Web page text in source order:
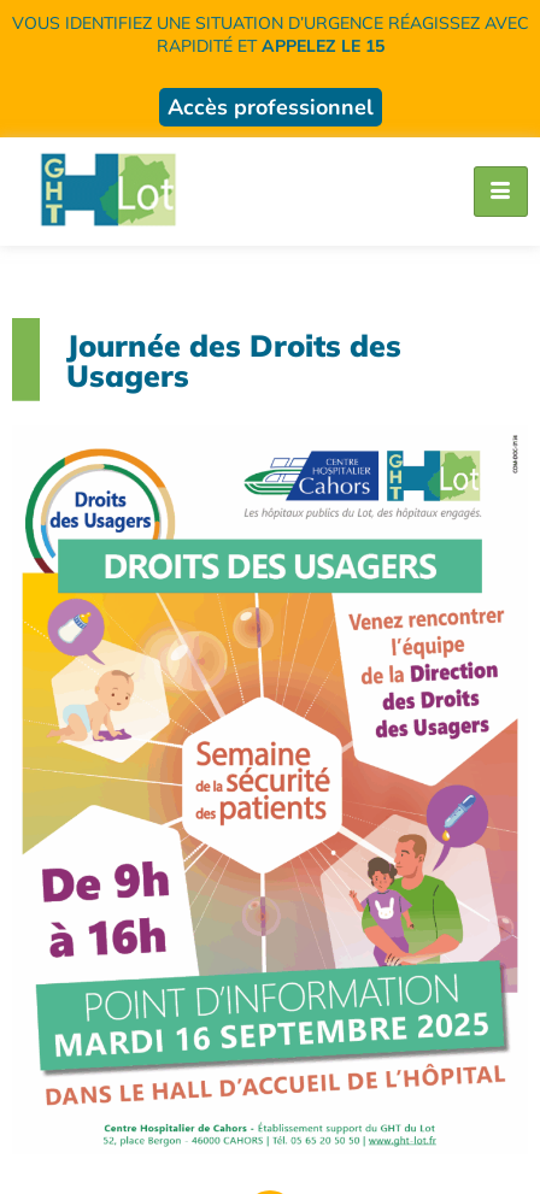
VOUS IDENTIFIEZ UNE SITUATION D’URGENCE RÉAGISSEZ AVEC
RAPIDITÉ ETAPPELEZ LE 15
Accès professionnel
Journée des Droits des
Usagers